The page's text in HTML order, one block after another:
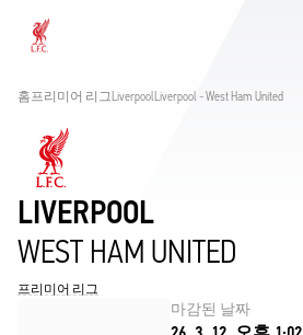
Now live
홈프리미어 리그LiverpoolLiverpool - West Ham United
LIVERPOOL
WEST HAM UNITED
프리미어 리그
마감된 날짜